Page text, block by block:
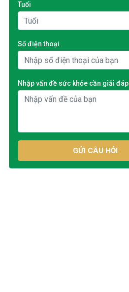
Tuổi
Số điện thoại
Nhập vấn đề sức khỏe cần giải đáp
GỬI CÂU HỎI